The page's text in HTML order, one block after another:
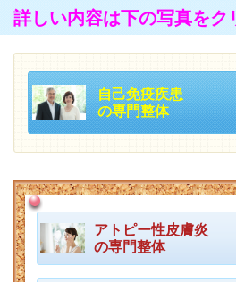
詳しい内容は下の写真をク
自己免疫疾患
の専門整体
アトピー性皮膚炎
の専門整体